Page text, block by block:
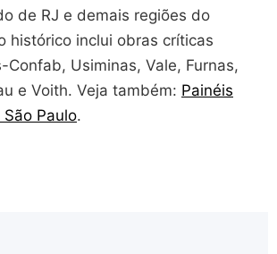
de RJ e demais regiões do
histórico inclui obras críticas
Confab, Usiminas, Vale, Furnas,
e Voith. Veja também: Painéis
Paulo.